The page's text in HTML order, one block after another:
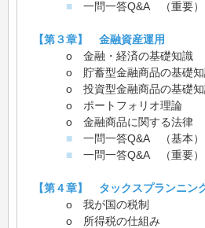
■ 一問一答Q&A （重要）
【第３章】 金融資産運用
o 金融・経済の基礎知識
o 貯蓄型金融商品の基礎知
o 投資型金融商品の基礎知
o ポートフォリオ理論
o 金融商品に関する法律
■ 一問一答Q&A （基本）
■ 一問一答Q&A （重要）
【第４章】 タックスプランニン
o 我が国の税制
o 所得税の仕組み